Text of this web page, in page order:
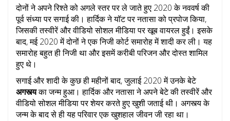
दोनों ने अपने रिश्ते को अगले स्तर पर ले जाते हुए 2020 के नववर्ष की
पूर्व संध्या पर सगाई की। हार्दिक ने यॉट पर नतासा को प्रपोज किया,
जिसकी तस्वीरें और वीडियो सोशल मीडिया पर खूब वायरल हुईं। इसके
बाद, मई 2020 में दोनों ने एक निजी कोर्ट समारोह में शादी कर ली। यह
समारोह बहुत ही निजी था और इसमें करीबी परिजन और दोस्त शामिल
हुए थे।
सगाई और शादी के कुछ ही महीनों बाद, जुलाई 2020 में उनके बेटे
अगस्त्यका जन्म हुआ। हार्दिक और नतासा ने अपने बेटे की तस्वीरें और
वीडियो सोशल मीडिया पर शेयर करते हुए खुशी जताई थी। अगस्त्य के
जन्म के बाद से ही यह परिवार एक खुशहाल जीवन जी रहा था।